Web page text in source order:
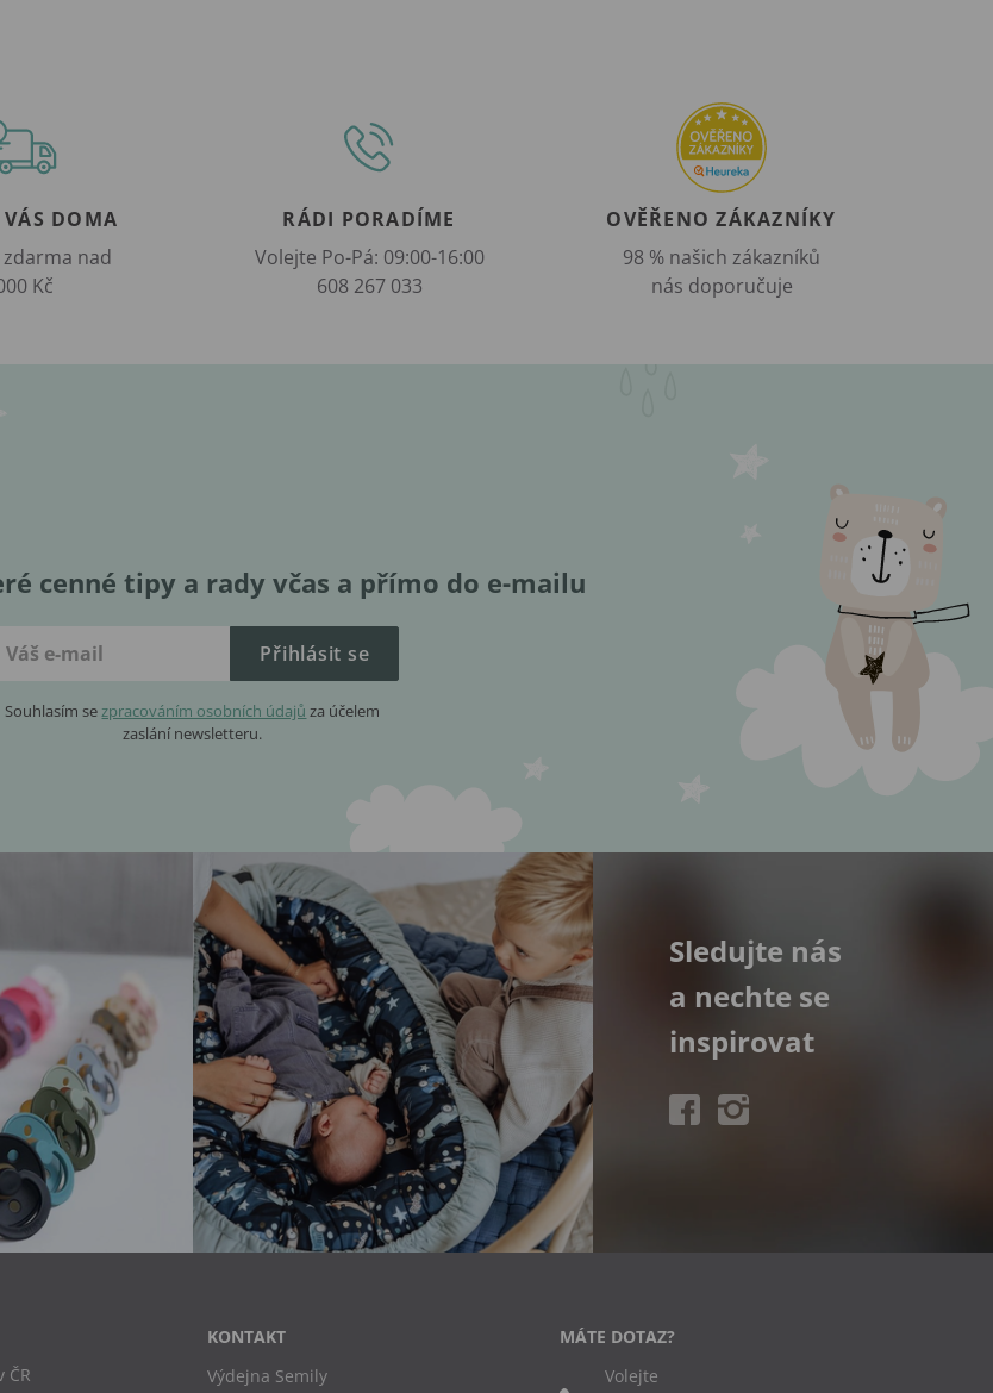
DOMA
nad
Kč
RÁDI PORADÍME
Volejte Po-Pá: 09:00-16:00
608 267 033
OVĚŘENO ZÁKAZNÍKY
98 % našich zákazníků
nás doporučuje
cenné tipy a rady včas a přímo do e-mailu
Přihlásit se
Souhlasím sezpracováním osobních údajů za účelem
zaslání newsletteru.
Sledujte nás
a nechte se
inspirovat
ČR
KONTAKT
Výdejna Semily
MÁTE DOTAZ?
Volejte